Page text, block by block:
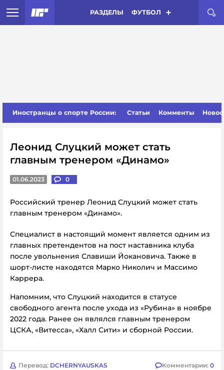
РАЗДЕЛЫ ФУТБОЛ
Иностранцы о спорте России: Статьи Комменты
Леонид Слуцкий может стать
главным тренером «Динамо»
01.06.2023 0
Российский тренер Леонид Слуцкий может стать
главным тренером «Динамо».
Специалист в настоящий момент является одним из
главных претендентов на пост наставника клуба
после увольнения Славиши Йокановича. Также в
шорт-листе находятся Марко Николич и Массимо
Каррера.
Напомним, что Слуцкий находится в статусе
свободного агента после ухода из «Рубина» в ноябре
2022 года. Ранее он являлся главным тренером
ЦСКА, «Витесса», «Халл Сити» и сборной России.
Перевод: DCHERNYAUSKAS Комментарии: 0